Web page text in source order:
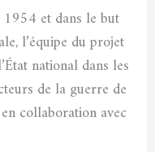
et dans le but
l’équipe du projet
national dans les
de la guerre de
collaboration avec